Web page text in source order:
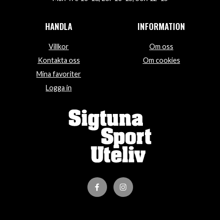
HANDLA
Villkor
Kontakta oss
Mina favoriter
Logga in
INFORMATION
Om oss
Om cookies